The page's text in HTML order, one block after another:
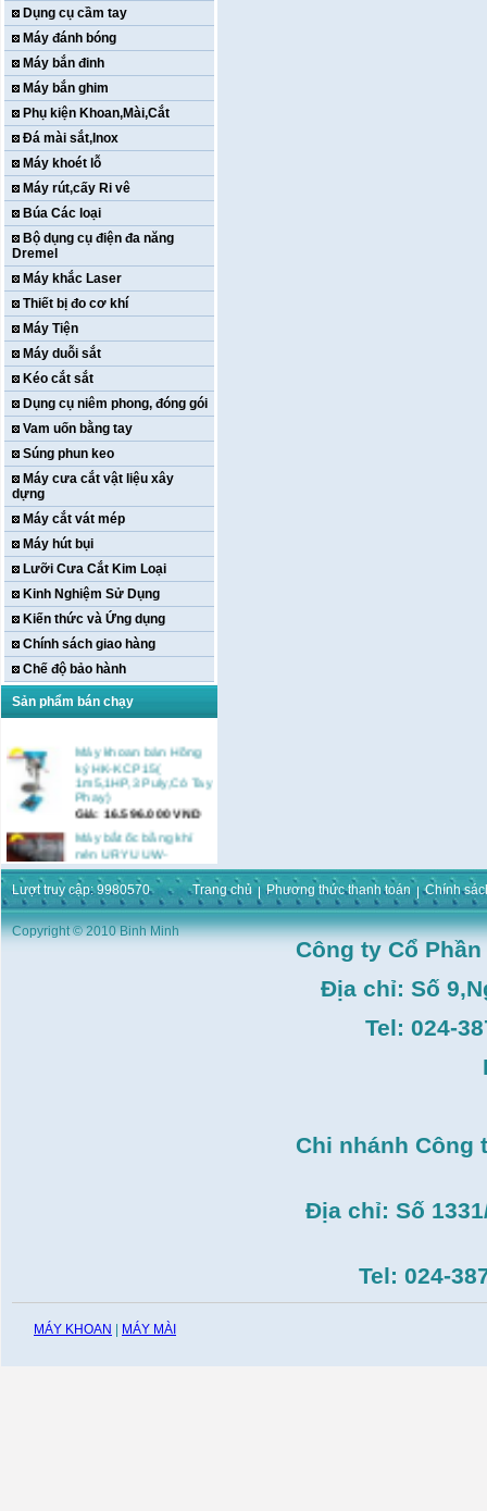
Dụng cụ cầm tay
Máy đánh bóng
Máy bắn đinh
Máy bắn ghim
Phụ kiện Khoan,Mài,Cắt
Đá mài sắt,Inox
Máy khoét lỗ
Máy rút,cấy Ri vê
Búa Các loại
Bộ dụng cụ điện đa năng
Dremel
Máy khắc Laser
Thiết bị đo cơ khí
Máy Tiện
Máy duỗi sắt
Kéo cắt sắt
Dụng cụ niêm phong, đóng gói
Vam uốn bằng tay
Súng phun keo
Máy cưa cắt vật liệu xây
dựng
Máy cắt vát mép
Máy hút bụi
Lưỡi Cưa Cắt Kim Loại
Kinh Nghiệm Sử Dụng
Kiến thức và Ứng dụng
Chính sách giao hàng
Chế độ bảo hành
Sản phẩm bán chạy
Máy khoan bàn Hồng
ký HK-KCP15(
1m5,1HP,3 Puly,Có Tay
Phay)
Giá:16.596.000VND
Máy bắt ốc bằng khí
nén URYU UW-
9SK(M10)
Giá:
VND
Máy duỗi sắt Hồng ký
HK–DSM114( 1HP,Ø8 -
Lượt truy cập: 9980570 Trang chủ Phương thức thanh toán Chính
Copyright © 2010 Binh Minh
Công ty Cổ
Địa chỉ: Số
Tel: 024-
Chi nhánh Công
Địa chỉ: Số
Tel: 024-
MÁY KHOAN MÁY MÀI